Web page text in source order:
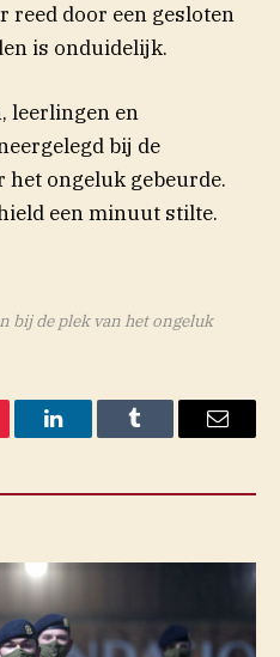
reed door een gesloten
is onduidelijk.
leerlingen en
bij de
het ongeluk gebeurde.
een minuut stilte.
bij de plek van het ongeluk
LinkedInTumblr Email